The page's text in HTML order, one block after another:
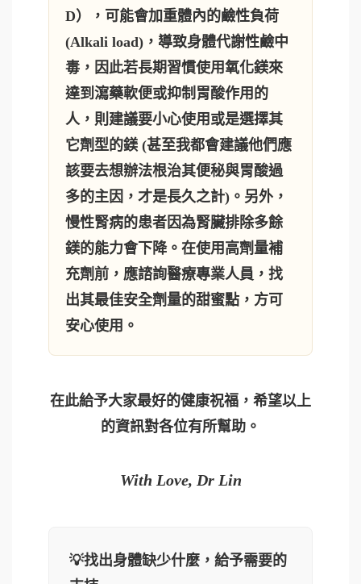
D），可能會加重體內的鹼性負荷
(Alkali load)，導致身體代謝性鹼中
毒，因此若長期習慣使用氧化鎂來
達到瀉藥軟便或抑制胃酸作用的
人，則建議要小心使用或是選擇其
它劑型的鎂 (甚至我都會建議他們應
該要去想辦法根治其便秘與胃酸過
多的主因，才是長久之計)。另外，
慢性腎病的患者因為腎臟排除多餘
鎂的能力會下降。在使用高劑量補
充劑前，應諮詢醫療專業人員，找
出其最佳安全劑量的甜蜜點，方可
安心使用。
在此給予大家最好的健康祝福，希望以上
的資訊對各位有所幫助。
With Love, Dr Lin
💡找出身體缺少什麼，給予需要的